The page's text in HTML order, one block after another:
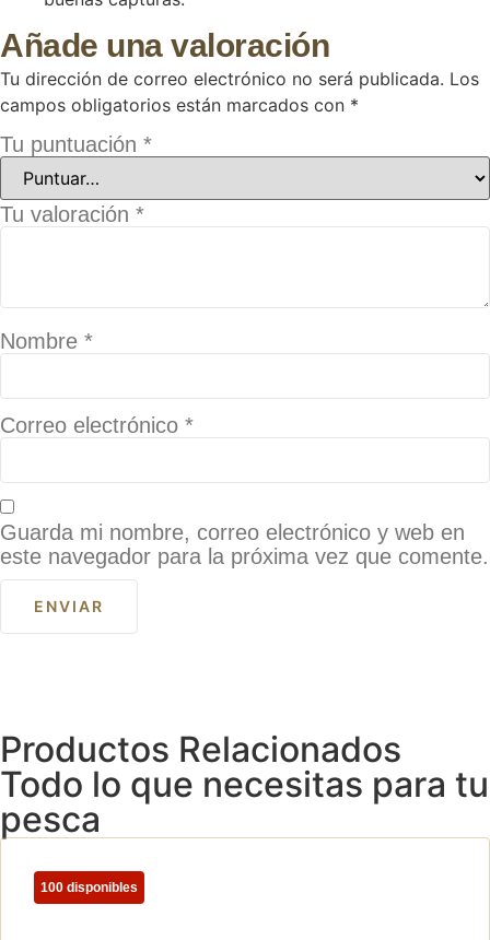
Añade una valoración
Tu dirección de correo electrónico no será publicada. Los
campos obligatorios están marcados con *
Tu puntuación *
Tu valoración *
Nombre *
Correo electrónico *
Guarda mi nombre, correo electrónico y web en
este navegador para la próxima vez que comente.
Productos Relacionados
Todo lo que necesitas para tu
pesca
100 disponibles